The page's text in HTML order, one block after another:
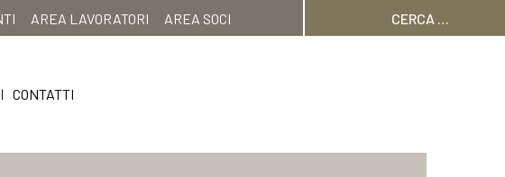
AREA LAVORATORI AREA SOCI
| CONTATTI